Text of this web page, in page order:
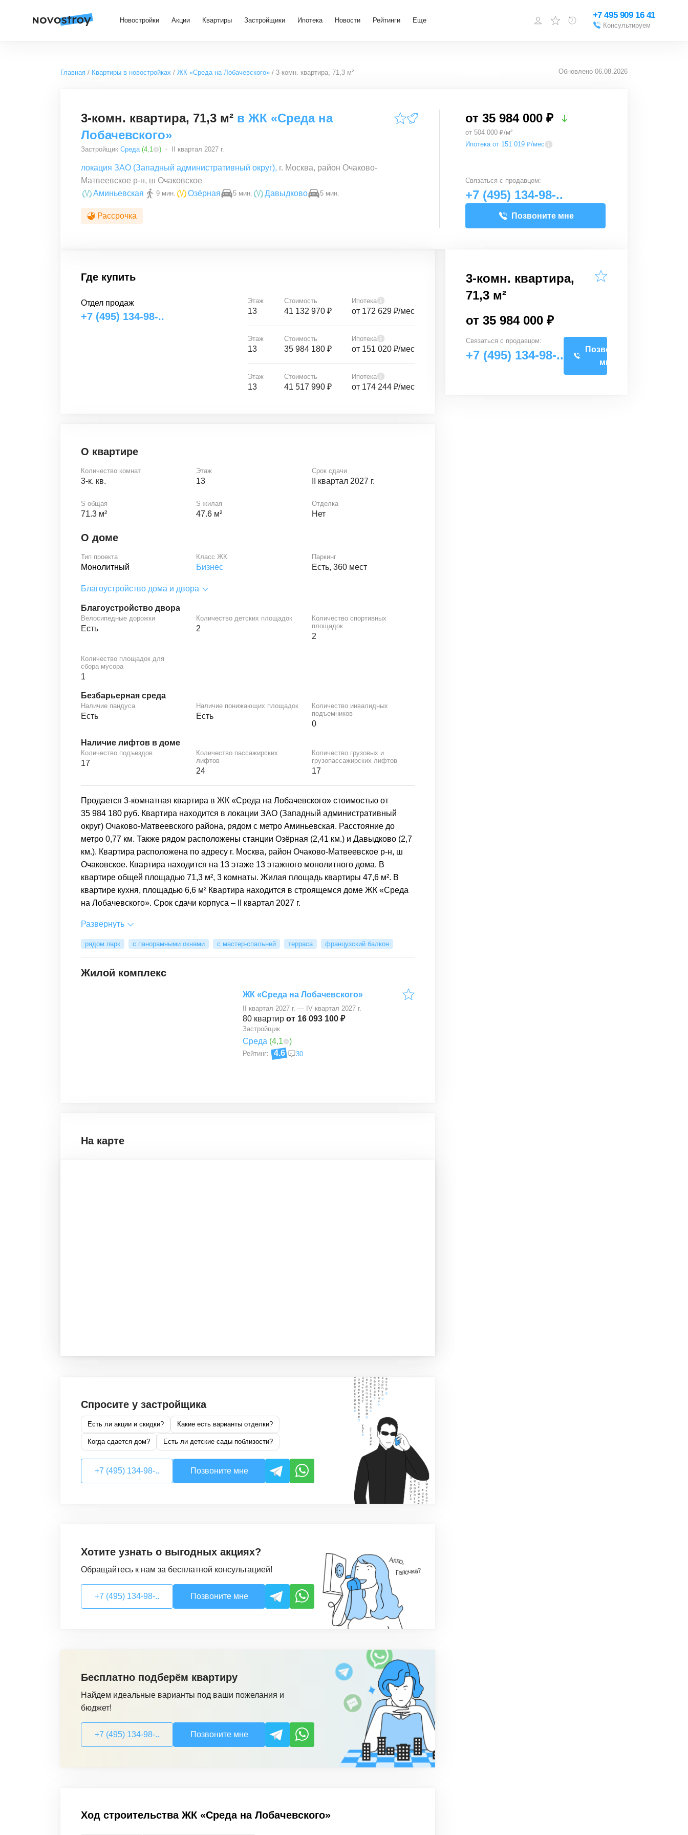
Новостройки Акции Квартиры Застройщики Ипотека Новости Рейтинги Еще
Добавить объект
+7 495 909 16 41
Консультируем
Главная Квартиры в новостройках ЖК «Среда на Лобачевского» 3-комн. квартира, 71,3 м² Обновлено 06.08.2026
3-комн. квартира, 71,3 м² в ЖК «Среда на
Лобачевского»
Застройщик Среда (4,1 ) II квартал 2027 г.
локация ЗАО (Западный административный округ), г. Москва, район Очаково-
Матвеевское р-н, ш Очаковское
Аминьевская
9 мин. Озёрная 5 мин. Давыдково 5 мин.
Рассрочка
от 35 984 000 ₽
от 504 000 ₽/м²
Ипотека от 151 019 ₽/мес
Связаться с продавцом:
+7 (495) 134-98-..
Позвоните мне
Где купить
Отдел продаж
+7 (495) 134-98-..
Этаж
13
Стоимость
41 132 970 ₽
Ипотека
от 172 629 ₽/мес
Этаж
13
Стоимость
35 984 180 ₽
Ипотека
от 151 020 ₽/мес
Этаж
13
Стоимость
41 517 990 ₽
Ипотека
от 174 244 ₽/мес
О квартире
Количество комнат
3-к. кв.
Этаж
13
Срок сдачи
II квартал 2027 г.
S общая
71.3 м²
S жилая
47.6 м²
Отделка
Нет
О доме
Тип проекта
Монолитный
Класс ЖК
Бизнес
Паркинг
Есть, 360 мест
Благоустройство дома и двора
Благоустройство двора
Велосипедные дорожки
Есть
Количество детских площадок
2
Количество спортивных
площадок
2
Количество площадок для
сбора мусора
1
Безбарьерная среда
Наличие пандуса
Есть
Наличие понижающих площадок
Есть
Количество инвалидных
подъемников
0
Наличие лифтов в доме
Количество подъездов
17
Количество пассажирских
лифтов
24
Количество грузовых и
грузопассажирских лифтов
17
Продается 3-комнатная квартира в ЖК «Среда на Лобачевского» стоимостью от
35 984 180 руб. Квартира находится в локации ЗАО (Западный административный
округ) Очаково-Матвеевского района, рядом с метро Аминьевская. Расстояние до
метро 0,77 км. Также рядом расположены станции Озёрная (2,41 км.) и Давыдково (2,7
км.). Квартира расположена по адресу г. Москва, район Очаково-Матвеевское р-н, ш
Очаковское. Квартира находится на 13 этаже 13 этажного монолитного дома. В
квартире общей площадью 71,3 м², 3 комнаты. Жилая площадь квартиры 47,6 м². В
квартире кухня, площадью 6,6 м² Квартира находится в строящемся доме ЖК «Среда
на Лобачевского». Срок сдачи корпуса – II квартал 2027 г.
Развернуть
рядом парк с панорамными окнами с мастер-спальней терраса французский балкон
Жилой комплекс
ЖК «Среда на Лобачевского»
II квартал 2027 г. — IV квартал 2027 г.
80 квартир от 16 093 100 ₽
Застройщик
Среда (4,1 )
Рейтинг: 4.6 30
На карте
Спросите у застройщика
Есть ли акции и скидки? Какие есть варианты отделки?
Когда сдается дом? Есть ли детские сады поблизости?
+7 (495) 134-98-.. Позвоните мне
Хотите узнать о выгодных акциях?
Обращайтесь к нам за бесплатной консультацией!
+7 (495) 134-98-.. Позвоните мне
Бесплатно подберём квартиру
Найдем идеальные варианты под ваши пожелания и
бюджет!
+7 (495) 134-98-.. Позвоните мне
Ход строительства ЖК «Среда на Лобачевского»
3-комн. квартира,
71,3 м²
от 35 984 000 ₽
Связаться с продавцом:
+7 (495) 134-98-..
Позвоните
мне